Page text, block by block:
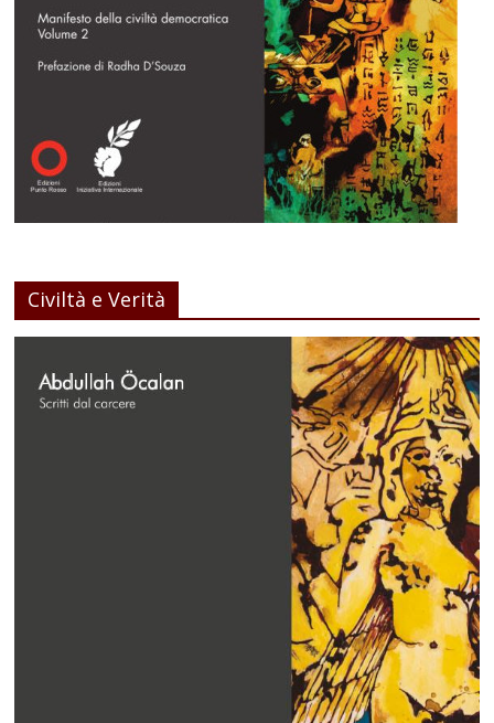
Civiltà e Verità